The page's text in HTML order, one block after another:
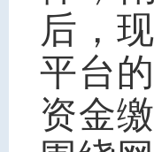
后，
平台
资金